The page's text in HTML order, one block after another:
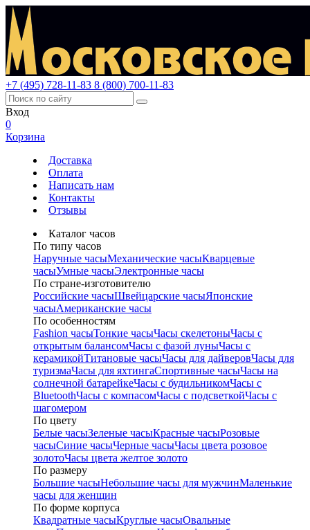
+7 (495) 728-11-83 8 (800) 700-11-83
Вход
0
Корзина
Доставка
Оплата
Написать нам
Контакты
Отзывы
Каталог часов
По типу часов
Наручные часыМеханические часыКварцевые
часыУмные часыЭлектронные часы
По стране-изготовителю
Российские часыШвейцарские часыЯпонские
часыАмериканские часы
По особенностям
Fashion часыТонкие часыЧасы скелетоныЧасы с
открытым балансомЧасы с фазой луныЧасы с
керамикойТитановые часыЧасы для дайверовЧасы для
туризмаЧасы для яхтингаСпортивные часыЧасы на
солнечной батарейкеЧасы с будильникомЧасы с
BluetoothЧасы с компасомЧасы с подсветкойЧасы с
шагомером
По цвету
Белые часыЗеленые часыКрасные часыРозовые
часыСиние часыЧерные часыЧасы цвета розовое
золотоЧасы цвета желтое золото
По размеру
Большие часыНебольшие часы для мужчинМаленькие
часы для женщин
По форме корпуса
Квадратные часыКруглые часыОвальные